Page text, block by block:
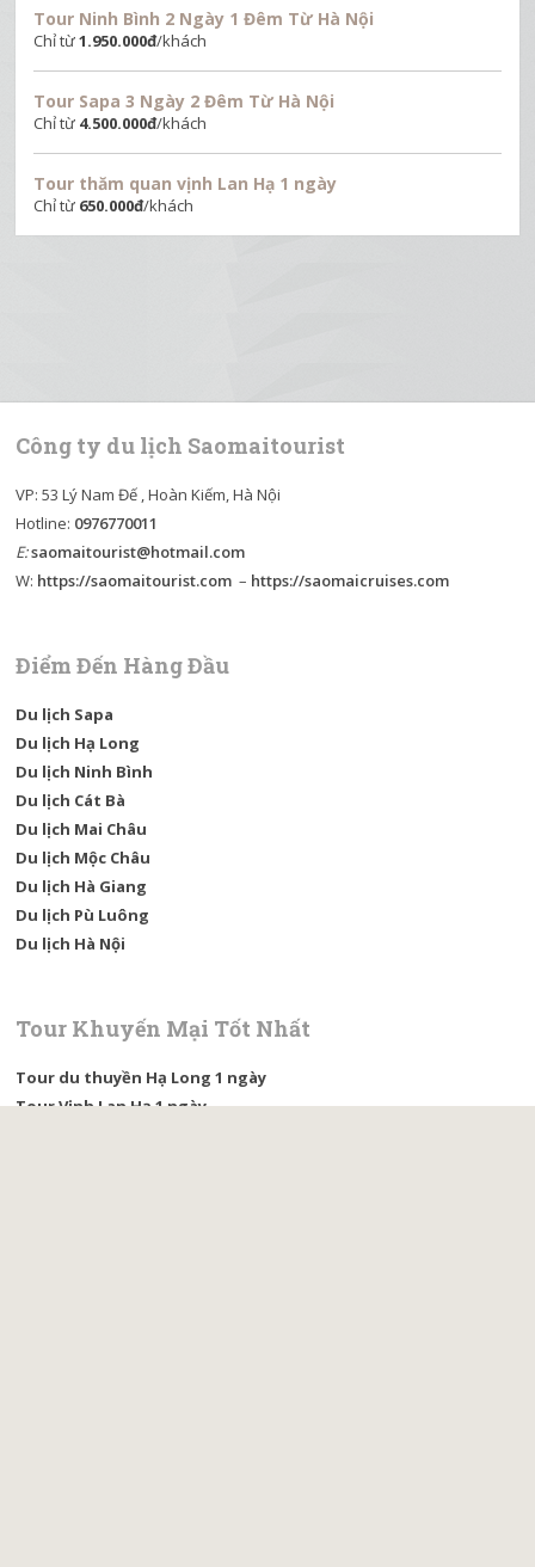
Tour Ninh Bình 2 Ngày 1 Đêm Từ Hà Nội
Chỉ từ1.950.000đ/khách
Tour Sapa 3 Ngày 2 Đêm Từ Hà Nội
Chỉ từ 4.500.000đ/khách
Tour thăm quan vịnh Lan Hạ 1 ngày
Chỉ từ 650.000đ/khách
Công ty du lịch Saomaitourist
VP: 53 Lý Nam Đế , Hoàn Kiếm, Hà Nội
Hotline: 0976770011
E:saomaitourist@hotmail.com
W: https://saomaitourist.com – https://saomaicruises.com
Điểm Đến Hàng Đầu
Du lịch Sapa
Du lịch Hạ Long
Du lịch Ninh Bình
Du lịch Cát Bà
Du lịch Mai Châu
Du lịch Mộc Châu
Du lịch Hà Giang
Du lịch Pù Luông
Du lịch Hà Nội
Tour Khuyến Mại Tốt Nhất
Tour du thuyền Hạ Long 1 ngày
Tour Vịnh Lan Hạ 1 ngày